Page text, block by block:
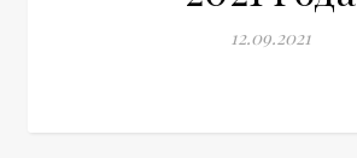
12.09.2021